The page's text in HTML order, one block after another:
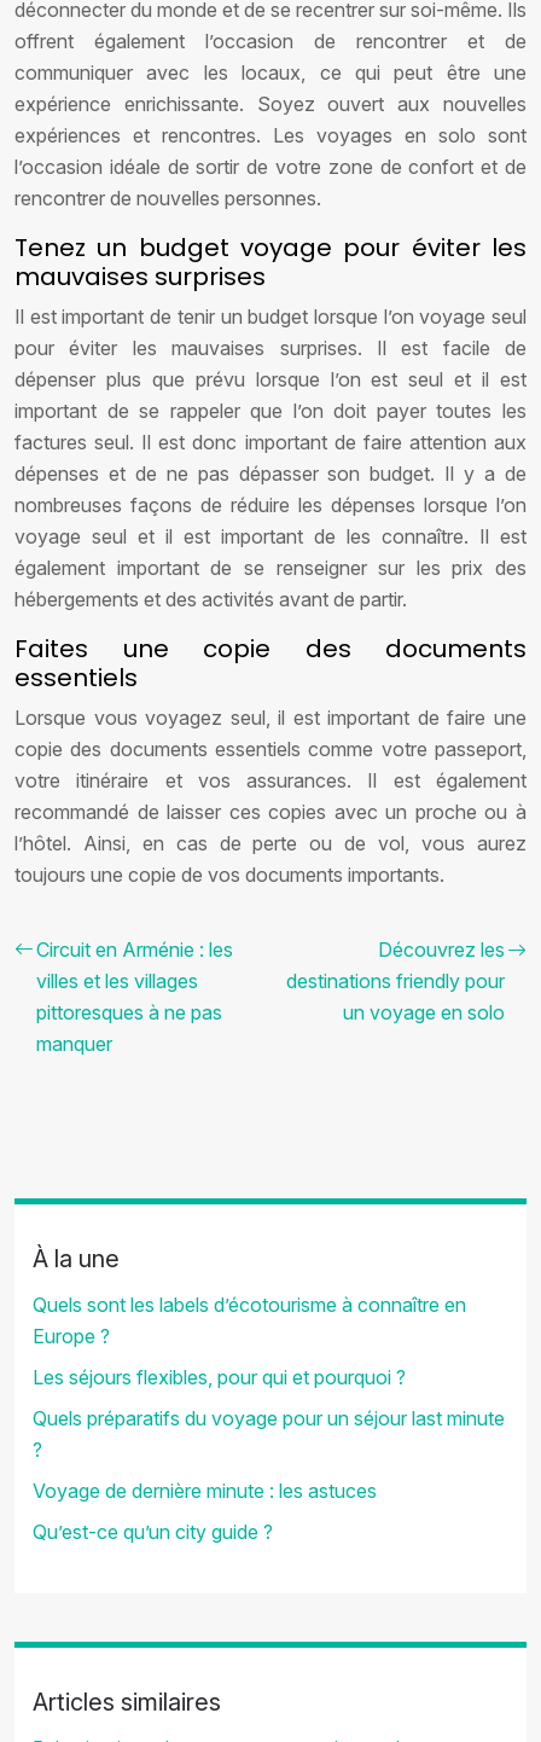
déconnecter du monde et de se recentrer sur soi-même. Ils
offrent également l’occasion de rencontrer et de
communiquer avec les locaux, ce qui peut être une
expérience enrichissante. Soyez ouvert aux nouvelles
expériences et rencontres. Les voyages en solo sont
l’occasion idéale de sortir de votre zone de confort et de
rencontrer de nouvelles personnes.
Tenez un budget voyage pour éviter les
mauvaises surprises
Il est important de tenir un budget lorsque l’on voyage seul
pour éviter les mauvaises surprises. Il est facile de
dépenser plus que prévu lorsque l’on est seul et il est
important de se rappeler que l’on doit payer toutes les
factures seul. Il est donc important de faire attention aux
dépenses et de ne pas dépasser son budget. Il y a de
nombreuses façons de réduire les dépenses lorsque l’on
voyage seul et il est important de les connaître. Il est
également important de se renseigner sur les prix des
hébergements et des activités avant de partir.
Faites une copie des documents
essentiels
Lorsque vous voyagez seul, il est important de faire une
copie des documents essentiels comme votre passeport,
votre itinéraire et vos assurances. Il est également
recommandé de laisser ces copies avec un proche ou à
l’hôtel. Ainsi, en cas de perte ou de vol, vous aurez
toujours une copie de vos documents importants.
Circuit en Arménie : les
villes et les villages
pittoresques à ne pas
manquer
Découvrez les
destinations friendly pour
un voyage en solo
À la une
Quels sont les labels d’écotourisme à connaître en
Europe ?
Les séjours flexibles, pour qui et pourquoi ?
Quels préparatifs du voyage pour un séjour last minute
?
Voyage de dernière minute : les astuces
Qu’est-ce qu’un city guide ?
Articles similaires